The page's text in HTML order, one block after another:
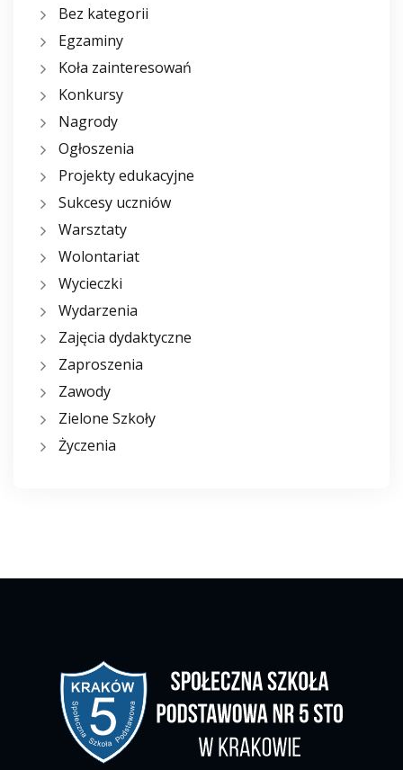
Bez kategorii
Egzaminy
Koła zainteresowań
Konkursy
Nagrody
Ogłoszenia
Projekty edukacyjne
Sukcesy uczniów
Warsztaty
Wolontariat
Wycieczki
Wydarzenia
Zajęcia dydaktyczne
Zaproszenia
Zawody
Zielone Szkoły
Życzenia